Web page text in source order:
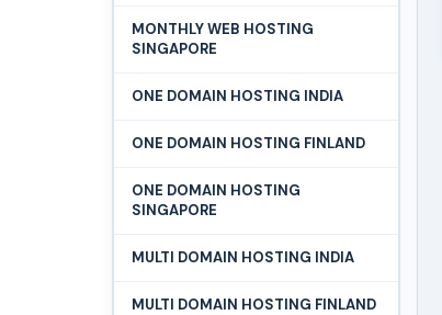
MONTHLY WEB HOSTING
SINGAPORE
ONE DOMAIN HOSTING INDIA
ONE DOMAIN HOSTING FINLAND
ONE DOMAIN HOSTING
SINGAPORE
MULTI DOMAIN HOSTING INDIA
MULTI DOMAIN HOSTING FINLAND